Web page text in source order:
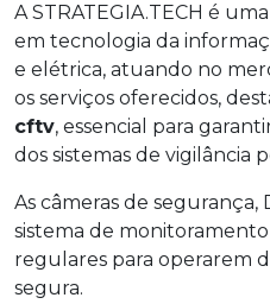
A STRATEGIA.TECH é
em tecnologia da
e elétrica, atuando no
os serviços oferecidos,
cftv, essencial para
dos sistemas de vigilância
As câmeras de segurança,
sistema de
regulares para operarem
segura.